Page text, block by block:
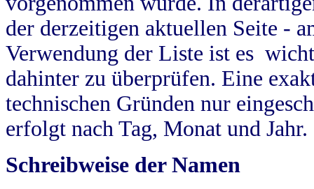
der derzeitigen aktuellen Seite -
Verwendung der Liste ist es
dahinter zu überprüfen. Eine
technischen Gründen nur
erfolgt nach Tag, Monat und Jahr.
Schreibweise der Namen